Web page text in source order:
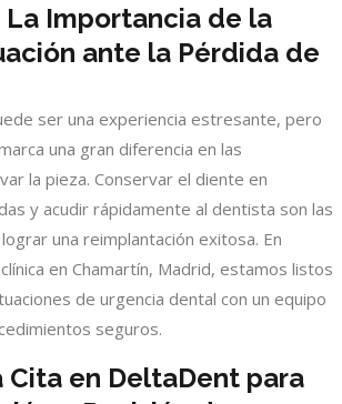
La Importancia de la
ante la Pérdida de
ser una experiencia estresante, pero
una gran diferencia en las
la pieza. Conservar el diente en
y acudir rápidamente al dentista son las
una reimplantación exitosa. En
en Chamartín, Madrid, estamos listos
de urgencia dental con un equipo
seguros.
Cita en DeltaDent para